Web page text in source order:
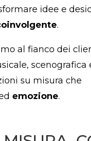
idee e
.
al fianco dei
scenografica
su misura che
emozione.